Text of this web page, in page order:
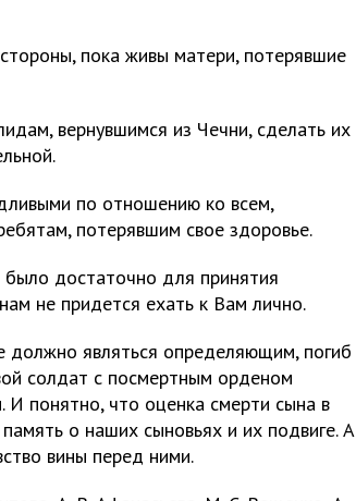
пока живы матери, потерявшие
вернувшимся из Чечни, сделать их
по отношению ко всем,
потерявшим свое здоровье.
достаточно для принятия
не придется ехать к Вам лично.
являться определяющим, погиб
солдат с посмертным орденом
понятно, что оценка смерти сына в
о наших сыновьях и их подвиге. А
вины перед ними.